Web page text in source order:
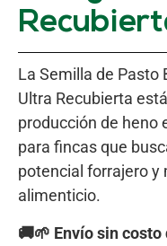
La Semilla de Pasto
Ultra Recubierta
producción de heno
para fincas que
potencial forrajero y
alimenticio.
🚚🌱 Envío sin costo